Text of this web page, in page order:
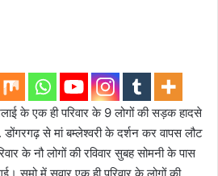
के एक ही परिवार के 9 लोगों की सड़क हादसे
डोंगरगढ़ से मां बम्लेश्वरी के दर्शन कर वापस लौट
के नौ लोगों की रविवार सुबह सोमनी के पास